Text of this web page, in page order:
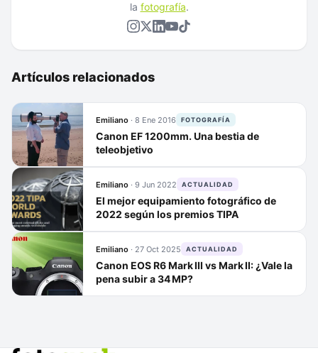
la fotografía.
Artículos relacionados
Emiliano · 8 Ene 2016 FOTOGRAFÍA
Canon EF 1200mm. Una bestia de
teleobjetivo
Emiliano · 9 Jun 2022 ACTUALIDAD
El mejor equipamiento fotográfico de
2022 según los premios TIPA
Emiliano · 27 Oct 2025 ACTUALIDAD
Canon EOS R6 Mark III vs Mark II: ¿Vale la
pena subir a 34 MP?